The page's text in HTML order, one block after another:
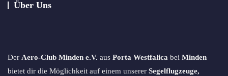
Über Uns
Der Aero-Club Minden e.V. aus Porta Westfalica bei Minden
bietet dir die Möglichkeit auf einem unserer Segelflugzeuge,